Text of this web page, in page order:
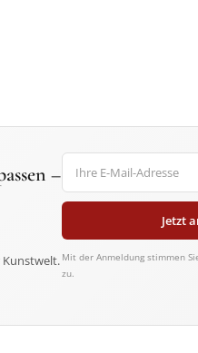
–
Kunstwelt.
Jetzt
Mit der Anmeldung stimmen
zu.